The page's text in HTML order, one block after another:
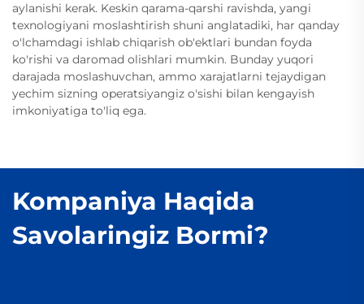
aylanishi kerak. Keskin qarama-qarshi ravishda, yangi
texnologiyani moslashtirish shuni anglatadiki, har qanday
o'lchamdagi ishlab chiqarish ob'ektlari bundan foyda
ko'rishi va daromad olishlari mumkin. Bunday yuqori
darajada moslashuvchan, ammo xarajatlarni tejaydigan
yechim sizning operatsiyangiz o'sishi bilan kengayish
imkoniyatiga to'liq ega.
Kompaniya Haqida
Savolaringiz Bormi?